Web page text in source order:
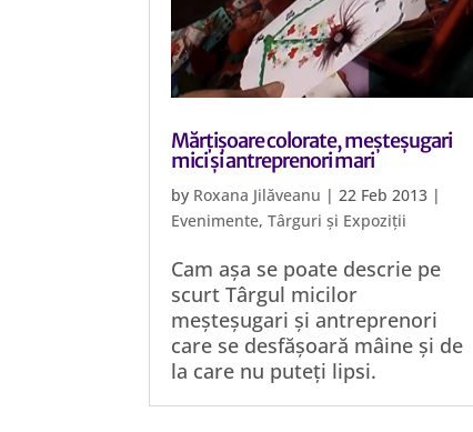
Mărțișoare colorate, meșteșugari
mici și antreprenori mari
by Roxana Jilăveanu |22 Feb 2013 |
Evenimente,Târguri și Expoziții
Cam așa se poate descrie pe
scurt Târgul micilor
meșteșugari și antreprenori
care se desfășoară mâine și de
la care nu puteți lipsi.